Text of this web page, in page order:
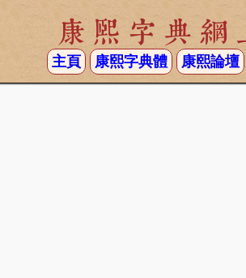
康熙字典網
主頁 康熙字典體 康熙論壇